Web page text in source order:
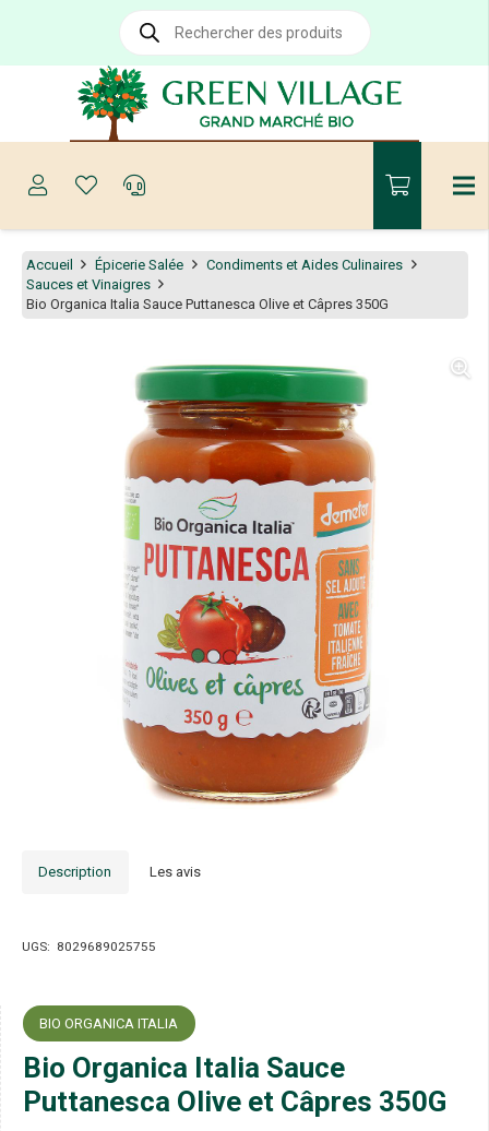
Recherche
produits
Accueil Épicerie Salée
Condiments et Aides Culinaires
Sauces et Vinaigres
Bio Organica Italia Sauce Puttanesca Olive et Câpres 350G
Description Les avis
UGS: 8029689025755
BIO ORGANICA ITALIA
Bio Organica Italia Sauce
Puttanesca Olive et Câpres 350G